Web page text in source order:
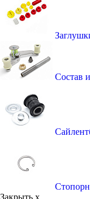
Состав
Закрыть x